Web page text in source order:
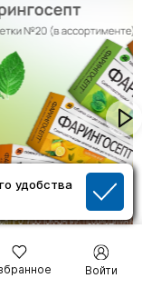
удобства
Войти